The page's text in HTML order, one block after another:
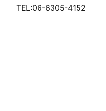
TEL:06-6305-4152